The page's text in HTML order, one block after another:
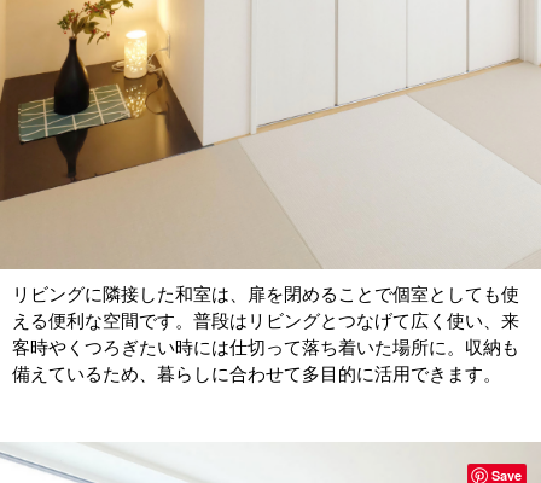
リビングに隣接した和室は、扉を閉めることで個室としても使
える便利な空間です。普段はリビングとつなげて広く使い、来
客時やくつろぎたい時には仕切って落ち着いた場所に。収納も
備えているため、暮らしに合わせて多目的に活用できます。
Save